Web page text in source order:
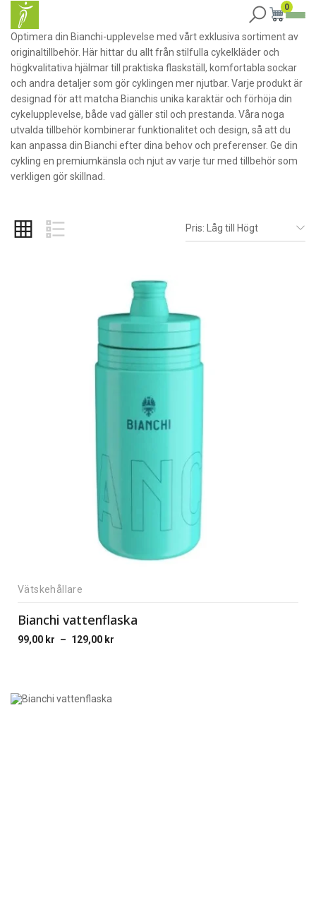
0
Optimera din Bianchi-upplevelse med vårt exklusiva sortiment av
originaltillbehör. Här hittar du allt från stilfulla cykelkläder och
högkvalitativa hjälmar till praktiska flaskställ, komfortabla sockar
och andra detaljer som gör cyklingen mer njutbar. Varje produkt är
designad för att matcha Bianchis unika karaktär och förhöja din
cykelupplevelse, både vad gäller stil och prestanda. Våra noga
utvalda tillbehör kombinerar funktionalitet och design, så att du
kan anpassa din Bianchi efter dina behov och preferenser. Ge din
cykling en premiumkänsla och njut av varje tur med tillbehör som
verkligen gör skillnad.
Pris: Låg till Högt
Vätskehållare
Bianchi vattenflaska
99,00 kr – 129,00 kr
129,00 kr